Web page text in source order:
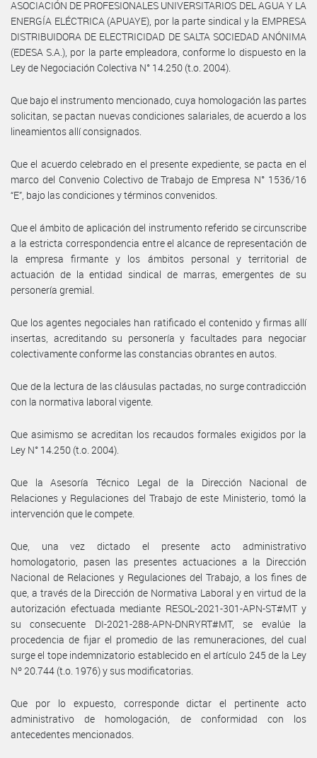
ASOCIACIÓN DE PROFESIONALES UNIVERSITARIOS DEL AGUA Y LA
ENERGÍA ELÉCTRICA (APUAYE), por la parte sindical y la EMPRESA
DISTRIBUIDORA DE ELECTRICIDAD DE SALTA SOCIEDAD ANÓNIMA
(EDESA S.A.), por la parte empleadora, conforme lo dispuesto en la
Ley de Negociación Colectiva N° 14.250 (t.o. 2004).
Que bajo el instrumento mencionado, cuya homologación las partes
solicitan, se pactan nuevas condiciones salariales, de acuerdo a los
lineamientos allí consignados.
Que el acuerdo celebrado en el presente expediente, se pacta en el
marco del Convenio Colectivo de Trabajo de Empresa N° 1536/16
“E”, bajo las condiciones y términos convenidos.
Que el ámbito de aplicación del instrumento referido se circunscribe
a la estricta correspondencia entre el alcance de representación de
la empresa firmante y los ámbitos personal y territorial de
actuación de la entidad sindical de marras, emergentes de su
personería gremial.
Que los agentes negociales han ratificado el contenido y firmas allí
insertas, acreditando su personería y facultades para negociar
colectivamente conforme las constancias obrantes en autos.
Que de la lectura de las cláusulas pactadas, no surge contradicción
con la normativa laboral vigente.
Que asimismo se acreditan los recaudos formales exigidos por la
Ley N° 14.250 (t.o. 2004).
Que la Asesoría Técnico Legal de la Dirección Nacional de
Relaciones y Regulaciones del Trabajo de este Ministerio, tomó la
intervención que le compete.
Que, una vez dictado el presente acto administrativo
homologatorio, pasen las presentes actuaciones a la Dirección
Nacional de Relaciones y Regulaciones del Trabajo, a los fines de
que, a través de la Dirección de Normativa Laboral y en virtud de la
autorización efectuada mediante RESOL-2021-301-APN-ST#MT y
su consecuente DI-2021-288-APN-DNRYRT#MT, se evalúe la
procedencia de fijar el promedio de las remuneraciones, del cual
surge el tope indemnizatorio establecido en el artículo 245 de la Ley
Nº 20.744 (t.o. 1976) y sus modificatorias.
Que por lo expuesto, corresponde dictar el pertinente acto
administrativo de homologación, de conformidad con los
antecedentes mencionados.